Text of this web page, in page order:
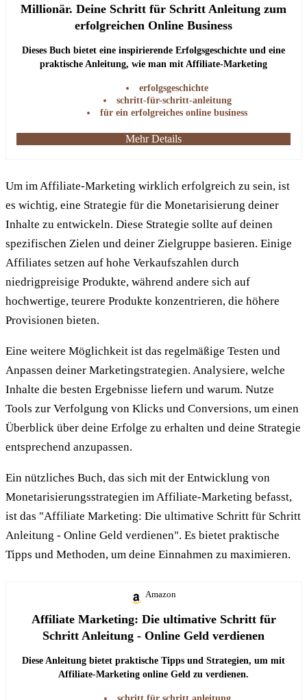
Millionär. Deine Schritt für Schritt Anleitung zum
erfolgreichen Online Business
Dieses Buch bietet eine inspirierende Erfolgsgeschichte und eine
praktische Anleitung, wie man mit Affiliate-Marketing
erfolgsgeschichte
schritt-für-schritt-anleitung
für ein erfolgreiches online business
Mehr Details
Um im Affiliate-Marketing wirklich erfolgreich zu sein, ist
es wichtig, eine Strategie für die Monetarisierung deiner
Inhalte zu entwickeln. Diese Strategie sollte auf deinen
spezifischen Zielen und deiner Zielgruppe basieren. Einige
Affiliates setzen auf hohe Verkaufszahlen durch
niedrigpreisige Produkte, während andere sich auf
hochwertige, teurere Produkte konzentrieren, die höhere
Provisionen bieten.
Eine weitere Möglichkeit ist das regelmäßige Testen und
Anpassen deiner Marketingstrategien. Analysiere, welche
Inhalte die besten Ergebnisse liefern und warum. Nutze
Tools zur Verfolgung von Klicks und Conversions, um einen
Überblick über deine Erfolge zu erhalten und deine Strategie
entsprechend anzupassen.
Ein nützliches Buch, das sich mit der Entwicklung von
Monetarisierungsstrategien im Affiliate-Marketing befasst,
ist das "Affiliate Marketing: Die ultimative Schritt für Schritt
Anleitung - Online Geld verdienen". Es bietet praktische
Tipps und Methoden, um deine Einnahmen zu maximieren.
Amazon
Affiliate Marketing: Die ultimative Schritt für
Schritt Anleitung - Online Geld verdienen
Diese Anleitung bietet praktische Tipps und Strategien, um mit
Affiliate-Marketing online Geld zu verdienen.
schritt für schritt anleitung